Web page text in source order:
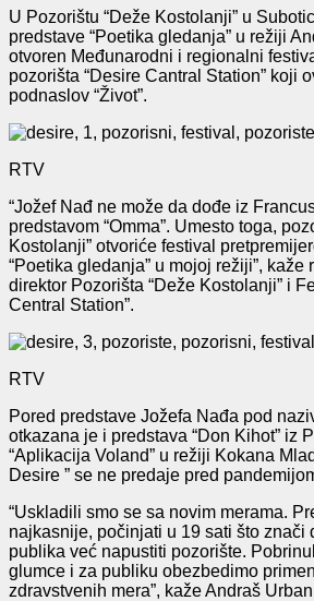
U Pozorištu “Deže Kostolanji” u
predstave “Poetika gledanja” u režiji
otvoren Međunarodni i regionalni
pozorišta “Desire Cantral Station” koji
podnaslov “Život”.
RTV
“Jožef Nađ ne može da dođe iz
predstavom “Omma”. Umesto toga,
Kostolanji” otvoriće festival
“Poetika gledanja” u mojoj režiji”, kaže
direktor Pozorišta “Deže Kostolanji” i
Central Station”.
RTV
Pored predstave Jožefa Nađa pod
otkazana je i predstava “Don Kihot” iz
“Aplikacija Voland” u režiji Kokana
Desire ” se ne predaje pred
“Uskladili smo se sa novim merama.
najkasnije, počinjati u 19 sati što znači
publika već napustiti pozorište.
glumce i za publiku obezbedimo
zdravstvenih mera”, kaže Andraš